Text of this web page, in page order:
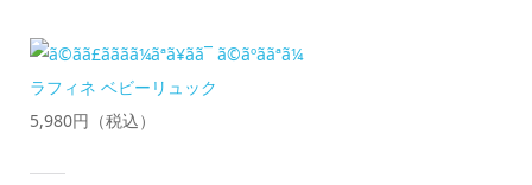
ラフィネ ベビーリュック
5,980円（税込）